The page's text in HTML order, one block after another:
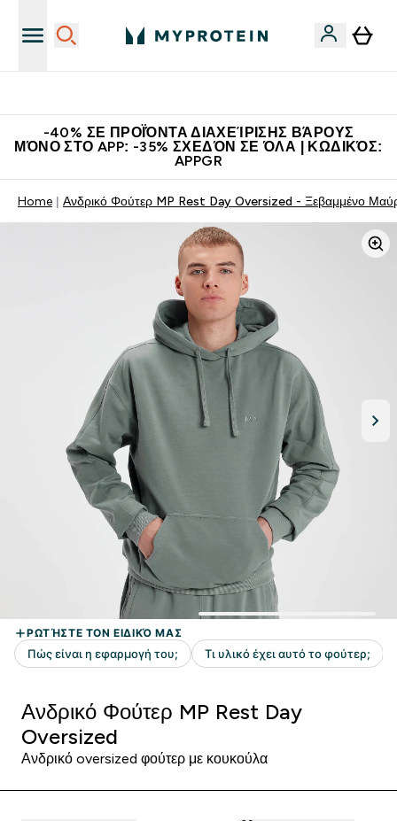
-40% ΣΕ ΠΡΟΪΌΝΤΑ ΔΙΑΧΕΊΡΙΣΗΣ ΒΆΡΟΥΣ
ΜΌΝΟ ΣΤΟ APP: -35% ΣΧΕΔΌΝ ΣΕ ΌΛΑ | ΚΩΔΙΚΌΣ:
APPGR
Home Ανδρικό Φούτερ MP Rest Day Oversized - Ξεβαμμένο
Ανδρικό Φούτερ MP Rest Day
Oversized
Ανδρικό oversized φούτερ με κουκούλα